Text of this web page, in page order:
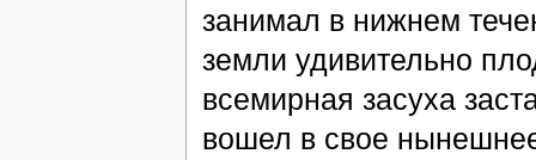
занимал в нижнем
земли удивительно
всемирная засуха
вошел в свое